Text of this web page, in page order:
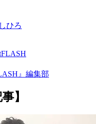
ひろ
』編集部
】